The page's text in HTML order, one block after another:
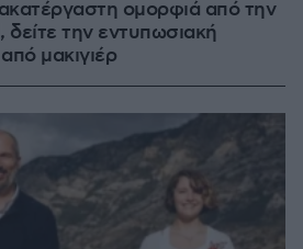
ομορφιά από την
δείτε την εντυπωσιακή
μακιγιέρ